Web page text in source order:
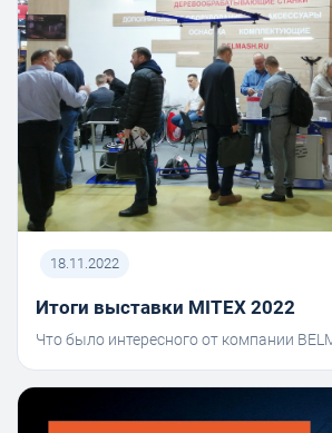
18.11.2022
Итоги выставки MITEX 2022
Что было интересного от компании